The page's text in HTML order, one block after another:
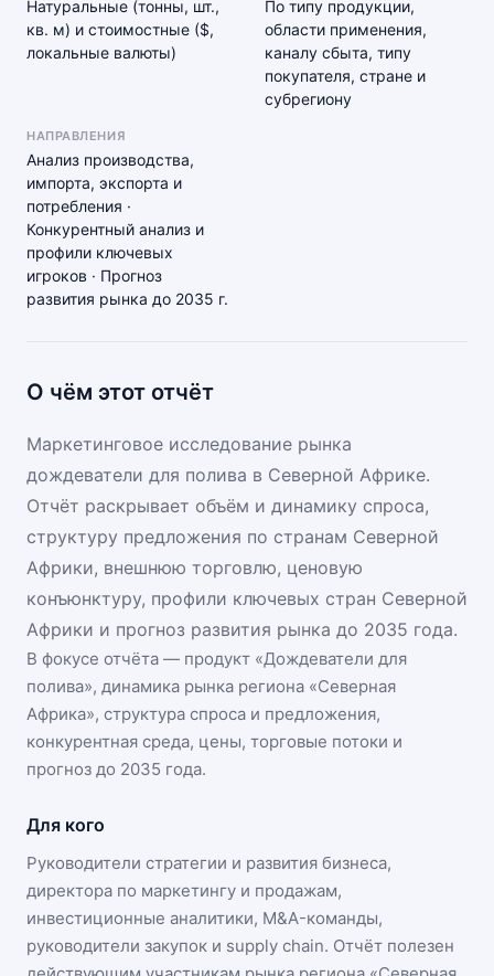
Натуральные (тонны, шт.,
кв. м) и стоимостные ($,
локальные валюты)
По типу продукции,
области применения,
каналу сбыта, типу
покупателя, стране и
субрегиону
НАПРАВЛЕНИЯ
Анализ производства,
импорта, экспорта и
потребления ·
Конкурентный анализ и
профили ключевых
игроков · Прогноз
развития рынка до 2035 г.
О чём этот отчёт
Маркетинговое исследование рынка
дождеватели для полива в Северной Африке.
Отчёт раскрывает объём и динамику спроса,
структуру предложения по странам Северной
Африки, внешнюю торговлю, ценовую
конъюнктуру, профили ключевых стран Северной
Африки и прогноз развития рынка до 2035 года.
В фокусе отчёта — продукт «Дождеватели для
полива», динамика рынка региона «Северная
Африка», структура спроса и предложения,
конкурентная среда, цены, торговые потоки и
прогноз до 2035 года.
Для кого
Руководители стратегии и развития бизнеса,
директора по маркетингу и продажам,
инвестиционные аналитики, M&A-команды,
руководители закупок и supply chain. Отчёт полезен